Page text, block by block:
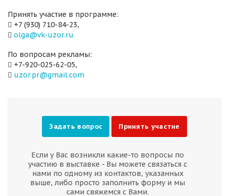
Принять участие в программе:
+7 (930) 710-84-23,
olga@vk-uzor.ru
По вопросам рекламы:
+7-920-025-62-05,
uzor.pr@gmail.com
Задать вопрос Принять участие
Если у Вас возникли какие-то вопросы по
участию в выставке - Вы можете связаться с
нами по одному из контактов, указанных
выше, либо просто заполнить форму и мы
сами свяжемся с Вами.